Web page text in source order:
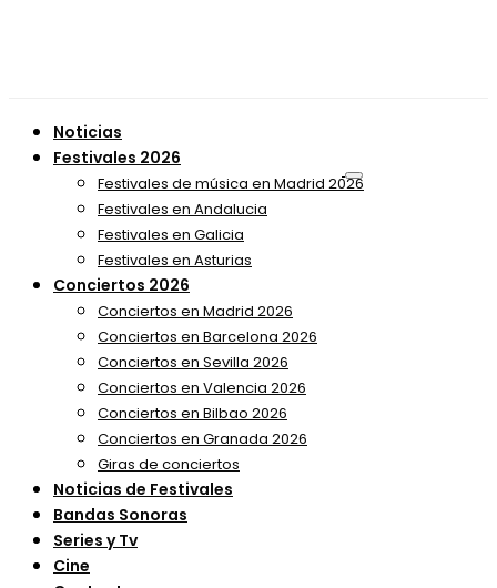
Noticias
Festivales 2026
Festivales de música en Madrid 2026
Festivales en Andalucia
Festivales en Galicia
Festivales en Asturias
Conciertos 2026
Conciertos en Madrid 2026
Conciertos en Barcelona 2026
Conciertos en Sevilla 2026
Conciertos en Valencia 2026
Conciertos en Bilbao 2026
Conciertos en Granada 2026
Giras de conciertos
Noticias de Festivales
Bandas Sonoras
Series y Tv
Cine